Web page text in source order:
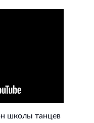
школы танцев